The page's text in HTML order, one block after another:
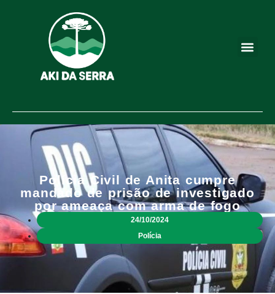
Polícia Civil de Anita cumpre
mandado de prisão de investigado
por ameaça com arma de fogo
24/10/2024
Polícia